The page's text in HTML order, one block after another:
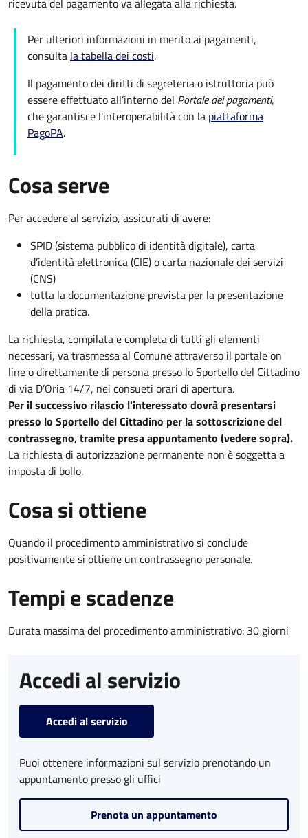
ricevuta del pagamento va allegata alla richiesta.
Per ulteriori informazioni in merito ai pagamenti,
consulta la tabella dei costi.
Il pagamento dei diritti di segreteria o istruttoria può
essere effettuato all’interno del Portale dei pagamenti,
che garantisce l'interoperabilità con la piattaforma
PagoPA.
Cosa serve
Per accedere al servizio, assicurati di avere:
SPID (sistema pubblico di identità digitale), carta
d’identità elettronica (CIE) o carta nazionale dei servizi
(CNS)
tutta la documentazione prevista per la presentazione
della pratica.
La richiesta, compilata e completa di tutti gli elementi
necessari, va trasmessa al Comune attraverso il portale on
line o direttamente di persona presso lo Sportello del Cittadino
di via D’Oria 14/7, nei consueti orari di apertura.
Per il successivo rilascio l'interessato dovrà presentarsi
presso lo Sportello del Cittadino per la sottoscrizione del
contrassegno, tramite presa appuntamento (vedere sopra).
La richiesta di autorizzazione permanente non è soggetta a
imposta di bollo.
Cosa si ottiene
Quando il procedimento amministrativo si conclude
positivamente si ottiene un contrassegno personale.
Tempi e scadenze
Durata massima del procedimento amministrativo: 30 giorni
Accedi al servizio
Accedi al servizio
Puoi ottenere informazioni sul servizio prenotando un
appuntamento presso gli uffici
Prenota un appuntamento